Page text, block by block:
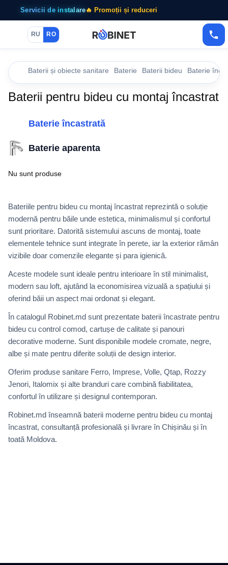
Servicii de instalare🔥 Promoții și reduceri
RU RO
Baterii și obiecte sanitare Baterie Baterii bideu Baterie
Baterii pentru bideu cu montaj încastrat
Baterie încastrată
Baterie aparenta
Nu sunt produse
Bateriile pentru bideu cu montaj încastrat reprezintă o soluție
modernă pentru băile unde estetica, minimalismul și confortul
sunt prioritare. Datorită sistemului ascuns de montaj, toate
elementele tehnice sunt integrate în perete, iar la exterior rămân
vizibile doar comenzile elegante și para igienică.
Aceste modele sunt ideale pentru interioare în stil minimalist,
modern sau loft, ajutând la economisirea vizuală a spațiului și
oferind băii un aspect mai ordonat și elegant.
În catalogul Robinet.md sunt prezentate baterii încastrate pentru
bideu cu control comod, cartușe de calitate și panouri
decorative moderne. Sunt disponibile modele cromate, negre,
albe și mate pentru diferite soluții de design interior.
Oferim produse sanitare Ferro, Imprese, Volle, Qtap, Rozzy
Jenori, Italomix și alte branduri care combină fiabilitatea,
confortul în utilizare și designul contemporan.
Robinet.md înseamnă baterii moderne pentru bideu cu montaj
încastrat, consultanță profesională și livrare în Chișinău și în
toată Moldova.